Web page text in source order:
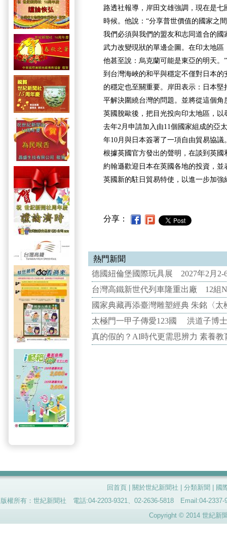
路透社報導，岸田文雄強調，現在是
時候。他說：“分享普世價值的國家之
我們必須與我們的盟友和志同道合的
武力改變現狀的單邊企圖。在印太地區
他甚至說：烏克蘭可能是東亞的明天。
到台灣海峽的和平與穩定不僅對日本
的穩定也至關重要。岸田表示：日本
平解決圍繞台灣的問題。並將從這個角
英國脫歐後，把目光投向印太地區，
去年2月申請加入由11個國家組成的亞
年10月與日本簽署了一項自由貿易協議
根據英國官方發出的聲明，在談到英
約翰遜歡迎日本在英國各地的投資，
英國新的駐日貿易特使，以進一步加強
分享：
熱門新聞
德國紐倫堡國際玩具展 2027年2月2-
台灣高鐵新世代列車隆重出廠 12組
國家典藏再添臺灣雕塑經典 朱銘〈
太極門一甲子傳愛123國 洪道子博
真的假的？AI時代更需思辨力 素養
回首頁 關於世紀新聞社 分類新聞
國
版權所有：世紀新聞社 電話:04-2203-9321、02-2636-5818 Email:04-
Copyright © 2014 世紀新